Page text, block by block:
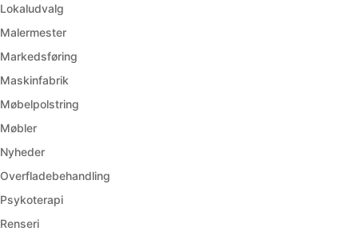
Lokaludvalg
Malermester
Markedsføring
Maskinfabrik
Møbelpolstring
Møbler
Nyheder
Overfladebehandling
Psykoterapi
Renseri